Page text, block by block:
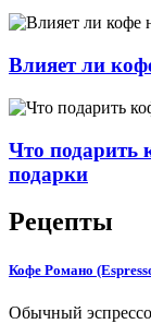
Влияет ли
Что подарить
подарки
Рецепты
Кофе Романо
Обычный